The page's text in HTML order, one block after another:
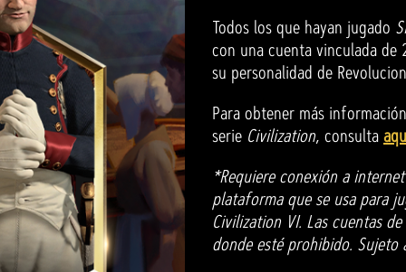
Todos los que hayan jugado
con una cuenta vinculada de
su personalidad de
Para obtener más
serie Civilization, consulta
*Requiere conexión a
plataforma que se usa para
Civilization VI. Las cuentas
donde esté prohibido. Sujeto